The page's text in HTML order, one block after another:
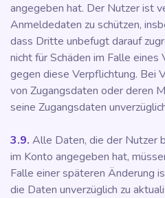
angegeben hat. Der Nutzer ist
Anmeldedaten zu schützen,
dass Dritte unbefugt darauf
nicht für Schäden im Falle
gegen diese Verpflichtung. Bei
von Zugangsdaten oder deren
seine Zugangsdaten
3.9. Alle Daten, die der Nutzer
im Konto angegeben hat,
Falle einer späteren Änderung
die Daten unverzüglich zu